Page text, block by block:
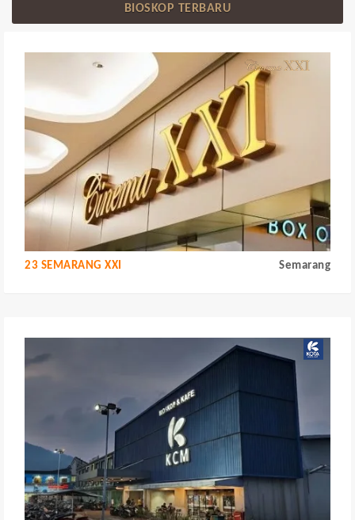
BIOSKOP TERBARU
23 SEMARANG XXI Semarang